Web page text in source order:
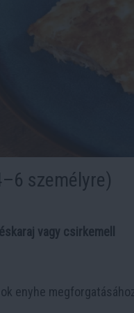
személyre)
vagy csirkemell
enyhe